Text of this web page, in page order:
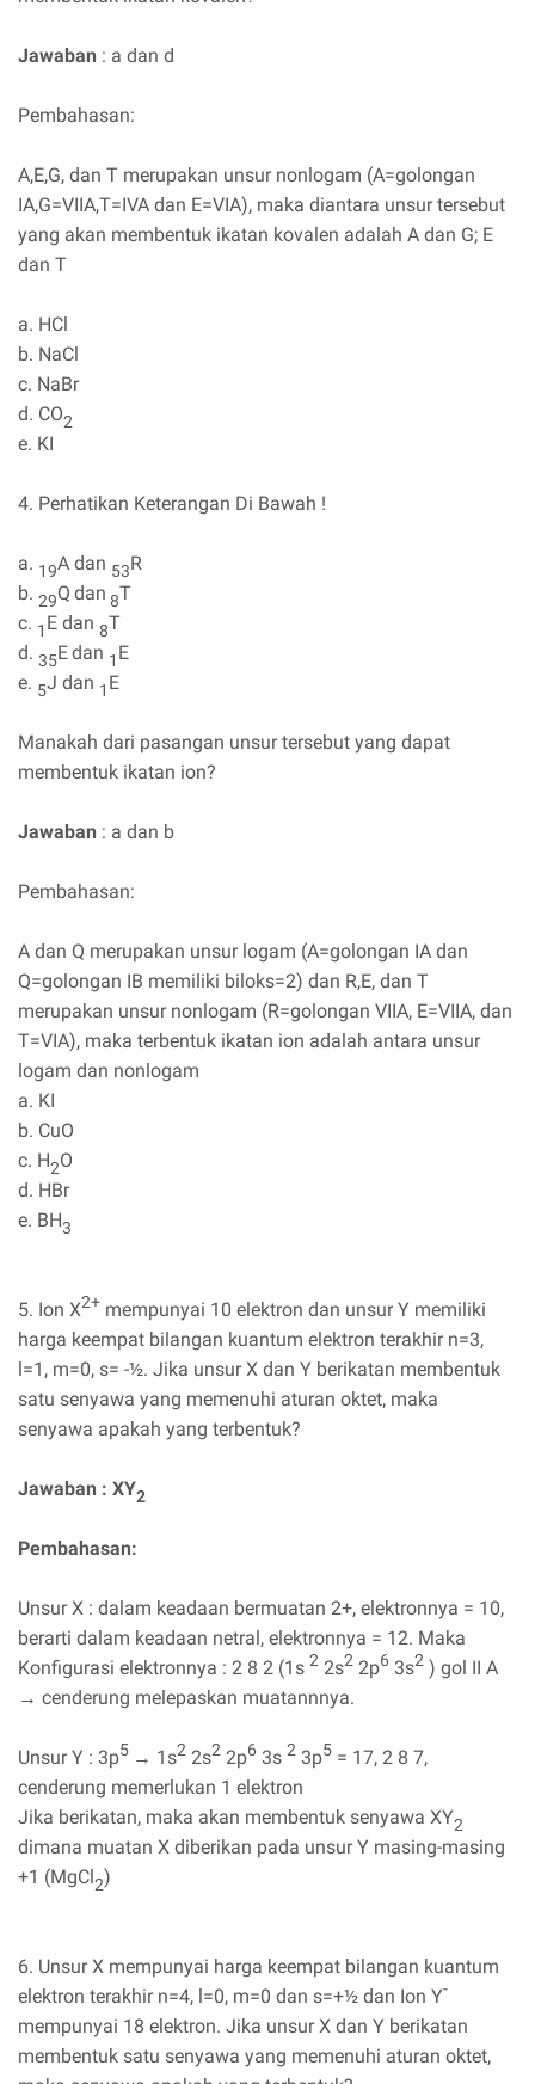
Jawaban : a dan d
Pembahasan:
A,E,G, dan T merupakan unsur nonlogam (A=golongan
IA,G=VIIA,T=IVA dan E=VIA), maka diantara unsur tersebut
yang akan membentuk ikatan kovalen adalah A dan G; E
dan T
a. HCl
b. NaCl
c. NaBr
d. CO2
e. KI
4. Perhatikan Keterangan Di Bawah !
a. 19A dan 53R
b. 29Q dan 8T
c. 1 E dan 8T
d. 35Edan 1 E
e. 5J dan 1 E
Manakah dari pasangan unsur tersebut yang dapat
membentuk ikatan ion?
Jawaban : a dan b
Pembahasan:
A dan Q merupakan unsur logam (A=golongan IA dan
Q=golongan IB memiliki biloks=2) dan R,E, dan T
merupakan unsur nonlogam (R=golongan VIIA, E=VIIA, dan
T=VIA), maka terbentuk ikatan ion adalah antara unsur
logam dan nonlogam
a. KI
b. CuO
c. H2O
d. HBr
e. BH3
5. Ion X2+ mempunyai 10 elektron dan unsur Y memiliki
harga keempat bilangan kuantum elektron terakhir n=3,
l=1, m=0, s= -½. Jika unsur X dan Y berikatan membentuk
satu senyawa yang memenuhi aturan oktet, maka
senyawa apakah yang terbentuk?
Jawaban : XY2
Pembahasan:
Unsur X : dalam keadaan bermuatan 2+, elektronnya = 10,
berarti dalam keadaan netral, elektronnya = 12. Maka
Konfigurasi elektronnya : 2 8 2 (1s 2 2s2 2p6 3s2 ) gol II A
→ cenderung melepaskan muatannnya.
Unsur Y : 3p5 → 1s2 2s2 2p6 3s 2 3p5 = 17, 2 8 7,
cenderung memerlukan 1 elektron
Jika berikatan, maka akan membentuk senyawa XY2
dimana muatan X diberikan pada unsur Y masing-masing
+1 (MgCl2)
6. Unsur X mempunyai harga keempat bilangan kuantum
elektron terakhir n=4, l=0, m=0 dan s=+½ dan Ion Y-
mempunyai 18 elektron. Jika unsur X dan Y berikatan
membentuk satu senyawa yang memenuhi aturan oktet,